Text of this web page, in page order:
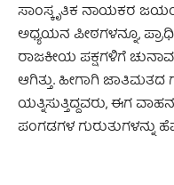
ಸಾಂಸ್ಕೃತಿಕ ನಾಯಕರ
ಅಧ್ಯಯನ ಪೀಠಗಳನ್ನೂ,
ರಾಜಕೀಯ ಪಕ್ಷಗಳಿಗೆ
ಆಗಿತ್ತು. ಹೀಗಾಗಿ ಜಾತಿಮತದ
ಯತ್ನಿಸುತ್ತಿದ್ದವರು, ಈಗ
ಪಂಗಡಗಳ